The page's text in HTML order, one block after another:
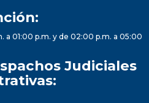
a 01:00 p.m. y de 02:00 p.m. a 05:00
Judiciales